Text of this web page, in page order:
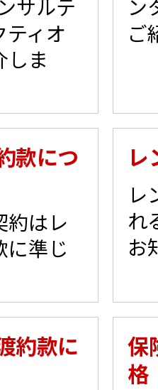
サルテ
ィオ
しま
ン
ご
款につ
約はレ
に準じ
レ
レ
れ
お
約款に
保
格